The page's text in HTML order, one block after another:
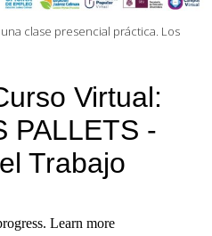
clase presencial práctica. Los